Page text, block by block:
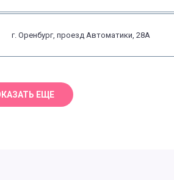
г. Оренбург, проезд Автоматики, 28А